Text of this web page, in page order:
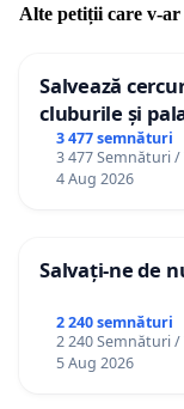
Alte petiții care v-ar
Salvează
cluburile și
3 477 semnături
3 477 Semnături /
4 Aug 2026
Salvați-ne de
2 240 semnături
2 240 Semnături /
5 Aug 2026